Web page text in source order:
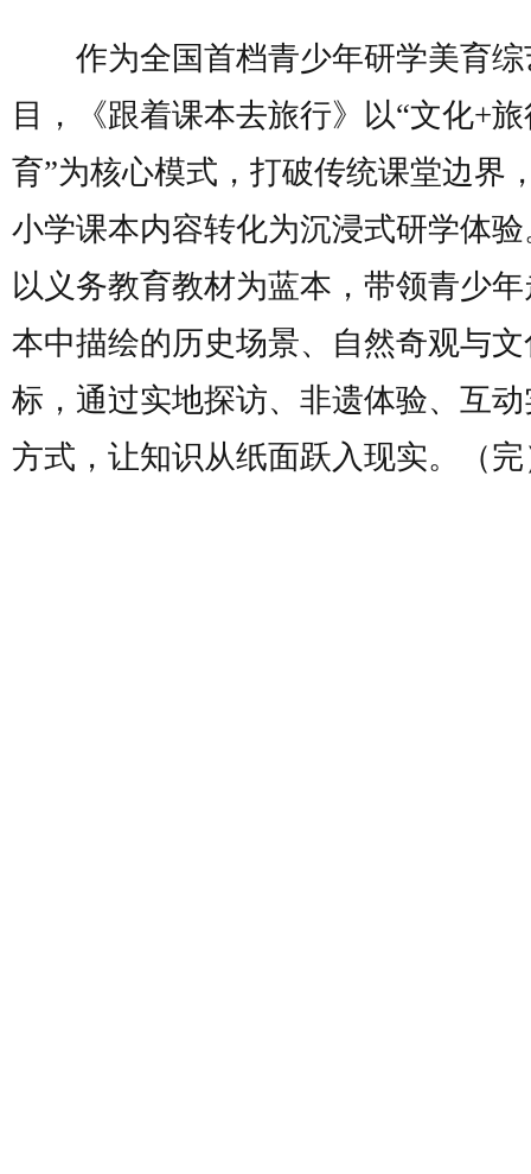
作为全国首档青少年研学美育综
目，《跟着课本去旅行》以“文化+
育”为核心模式，打破传统课堂边界
小学课本内容转化为沉浸式研学体
以义务教育教材为蓝本，带领青少
本中描绘的历史场景、自然奇观与
标，通过实地探访、非遗体验、互
方式，让知识从纸面跃入现实。（完